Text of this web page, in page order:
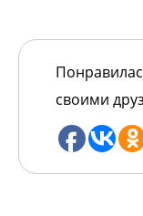
своими